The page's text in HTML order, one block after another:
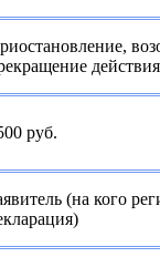
руб.
(на кого